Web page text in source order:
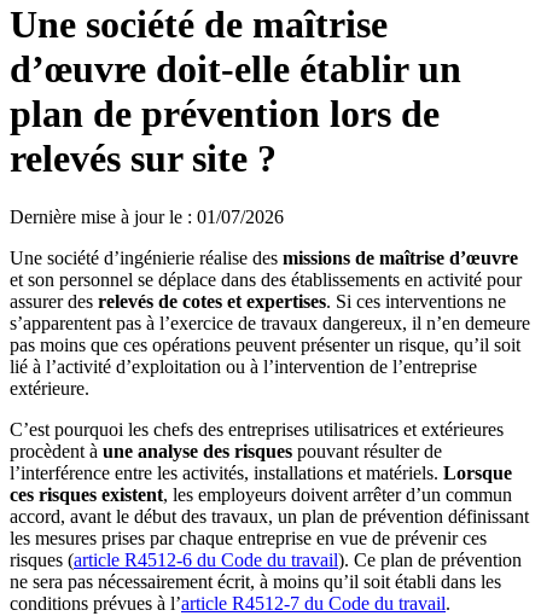
Une société de maîtrise
d’œuvre doit-elle établir un
plan de prévention lors de
relevés sur site ?
Dernière mise à jour le : 01/07/2026
Une société d’ingénierie réalise des missions de maîtrise d’œuvre
et son personnel se déplace dans des établissements en activité pour
assurer des relevés de cotes et expertises. Si ces interventions ne
s’apparentent pas à l’exercice de travaux dangereux, il n’en demeure
pas moins que ces opérations peuvent présenter un risque, qu’il soit
lié à l’activité d’exploitation ou à l’intervention de l’entreprise
extérieure.
C’est pourquoi les chefs des entreprises utilisatrices et extérieures
procèdent à une analyse des risques pouvant résulter de
l’interférence entre les activités, installations et matériels. Lorsque
ces risques existent, les employeurs doivent arrêter d’un commun
accord, avant le début des travaux, un plan de prévention définissant
les mesures prises par chaque entreprise en vue de prévenir ces
risques (article R4512-6 du Code du travail). Ce plan de prévention
ne sera pas nécessairement écrit, à moins qu’il soit établi dans les
conditions prévues à l’article R4512-7 du Code du travail.